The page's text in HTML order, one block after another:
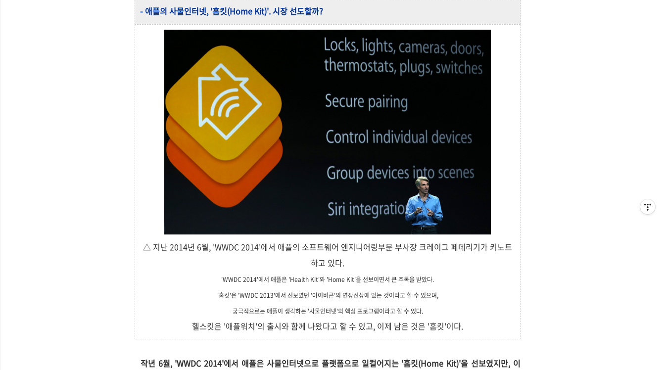
- 애플의 사물인터넷, '홈킷(Home Kit)'. 시장 선도할까?
△ 지난 2014년 6월, 'WWDC 2014'에서 애플의 소프트웨어 엔지니어링부문 부사장 크레이그 페데리기가 키노트
하고 있다.
'WWDC 2014'에서 애플은 'Health Kit'와 'Home Kit'을 선보이면서 큰 주목을 받았다.
'홈킷'은 'WWDC 2013'에서 선보였던 '아이비콘'의 연장선상에 있는 것이라고 할 수 있으며,
궁극적으로는 애플이 생각하는 '사물인터넷'의 핵심 프로그램이라고 할 수 있다.
헬스킷은 '애플워치'의 출시와 함께 나왔다고 할 수 있고, 이제 남은 것은 '홈킷'이다.
작년 6월, 'WWDC 2014'에서 애플은 사물인터넷으로 플랫폼으로 일컬어지는 '홈킷(Home Kit)'을 선보였지만, 이